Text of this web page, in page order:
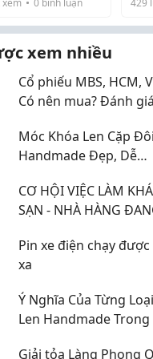
quán chỉ vì
đẹp, thoải
nhiều góc ...
xem 0 bình luận
giai
429
xem nhiều
Cổ phiếu MBS, HCM,
Có nên mua? Đánh giá
lợi nhuận quý 3 năm
Móc Khóa Len Cặp Đôi
Handmade Đẹp, Dễ
CƠ HỘI VIỆC LÀM
SẠN - NHÀ HÀNG
Pin xe điện chạy được
xa
Ý Nghĩa Của Từng
Len Handmade Trong
Giải tỏa Làng Phong